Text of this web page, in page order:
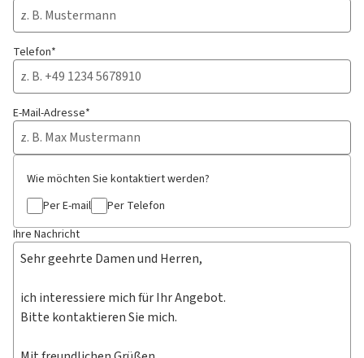
Telefon*
E-Mail-Adresse*
Wie möchten Sie kontaktiert werden?
Per E-mail
Per Telefon
Ihre Nachricht